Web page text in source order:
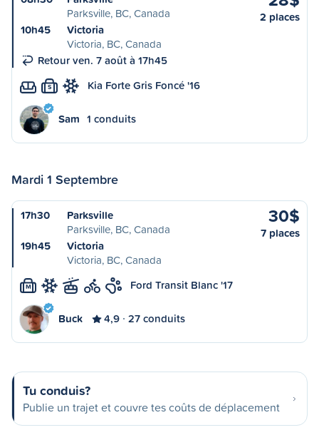
Parksville, BC, Canada
10h45
Victoria
Victoria, BC, Canada
Retour ven. 7 août à 17h45
2 places
S Kia Forte Gris Foncé '16
Sam 1 conduits
Mardi 1 Septembre
17h30
Parksville
Parksville, BC, Canada
19h45
Victoria
Victoria, BC, Canada
30$
7 places
M Ford Transit Blanc '17
Buck 4,9 27 conduits
Tu conduis?
Publie un trajet et couvre tes coûts de déplacement